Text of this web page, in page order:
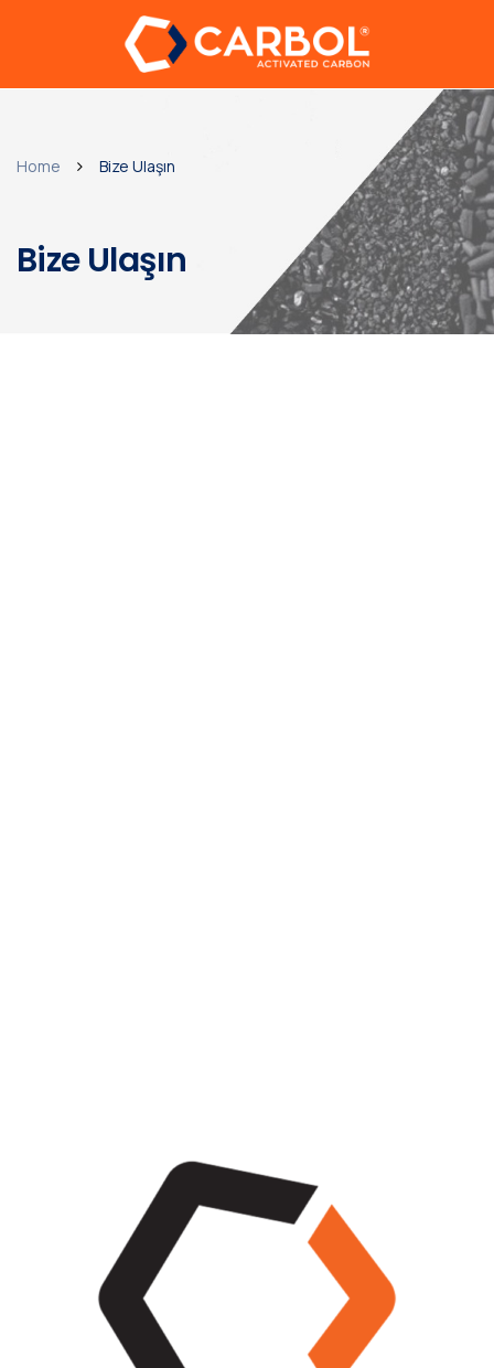
Home Bize Ulaşın
Bize Ulaşın